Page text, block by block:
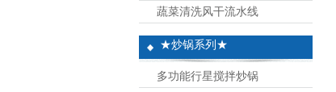
蔬菜清洗风干流水线
★炒锅系列★
多功能行星搅拌炒锅